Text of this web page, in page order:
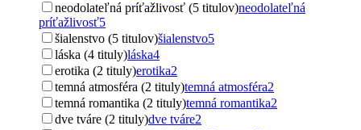
neodolateľná príťažlivosť (5 titulov)neodolateľná
príťažlivosť5
šialenstvo (5 titulov)šialenstvo5
láska (4 tituly)láska4
erotika (2 tituly)erotika2
temná atmosféra (2 tituly)temná atmosféra2
temná romantika (2 tituly)temná romantika2
dve tváre (2 tituly)dve tváre2